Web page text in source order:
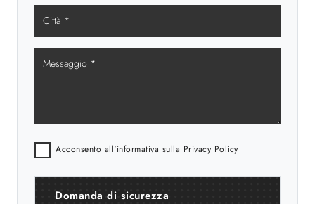
Acconsento all'informativa sulla Privacy Policy
Domanda di sicurezza